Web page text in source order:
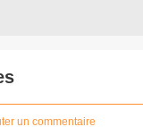
un commentaire